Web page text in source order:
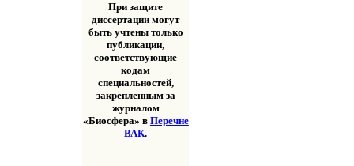
При защите
диссертации могут
быть учтены только
публикации,
соответствующие
кодам
специальностей,
закрепленным за
журналом
«Биосфера» в Перечне
ВАК.